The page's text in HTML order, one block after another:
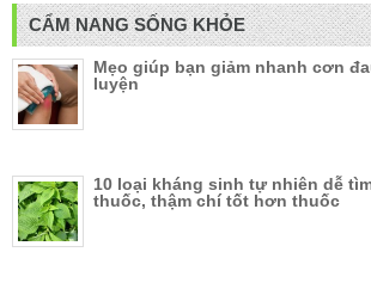
CẨM NANG SỐNG KHỎE
Mẹo giúp bạn giảm nhanh cơn
luyện
10 loại kháng sinh tự nhiên dễ
thuốc, thậm chí tốt hơn thuốc